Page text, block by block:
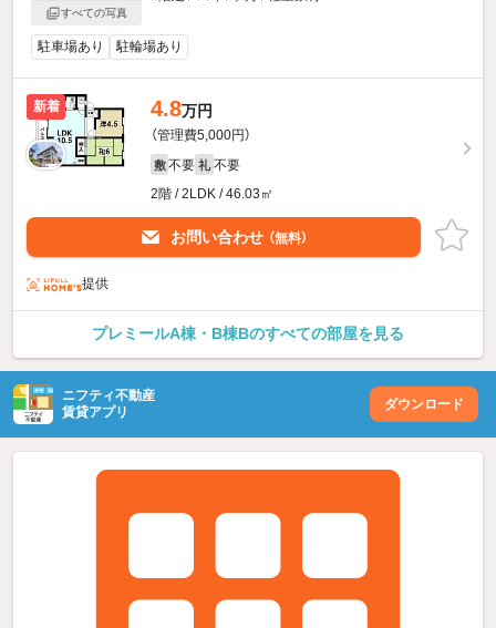
すべての写真
駐車場あり 駐輪場あり
新着 4.8万円
（管理費5,000円）
敷 不要 礼 不要
2階 / 2LDK / 46.03㎡
お問い合わせ （無料）
提供
プレミールA棟・B棟Bのすべての部屋を見る
ニフティ不動産
賃貸アプリ
ダウンロード